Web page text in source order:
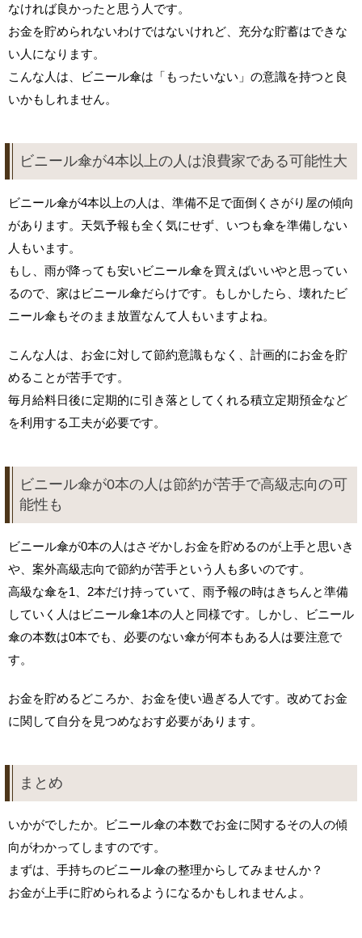
なければ良かったと思う人です。
お金を貯められないわけではないけれど、充分な貯蓄はできな
い人になります。
こんな人は、ビニール傘は「もったいない」の意識を持つと良
いかもしれません。
ビニール傘が4本以上の人は浪費家である可能性大
ビニール傘が4本以上の人は、準備不足で面倒くさがり屋の傾向
があります。天気予報も全く気にせず、いつも傘を準備しない
人もいます。
もし、雨が降っても安いビニール傘を買えばいいやと思ってい
るので、家はビニール傘だらけです。もしかしたら、壊れたビ
ニール傘もそのまま放置なんて人もいますよね。
こんな人は、お金に対して節約意識もなく、計画的にお金を貯
めることが苦手です。
毎月給料日後に定期的に引き落としてくれる積立定期預金など
を利用する工夫が必要です。
ビニール傘が0本の人は節約が苦手で高級志向の可
能性も
ビニール傘が0本の人はさぞかしお金を貯めるのが上手と思いき
や、案外高級志向で節約が苦手という人も多いのです。
高級な傘を1、2本だけ持っていて、雨予報の時はきちんと準備
していく人はビニール傘1本の人と同様です。しかし、ビニール
傘の本数は0本でも、必要のない傘が何本もある人は要注意で
す。
お金を貯めるどころか、お金を使い過ぎる人です。改めてお金
に関して自分を見つめなおす必要があります。
まとめ
いかがでしたか。ビニール傘の本数でお金に関するその人の傾
向がわかってしますのです。
まずは、手持ちのビニール傘の整理からしてみませんか？
お金が上手に貯められるようになるかもしれませんよ。